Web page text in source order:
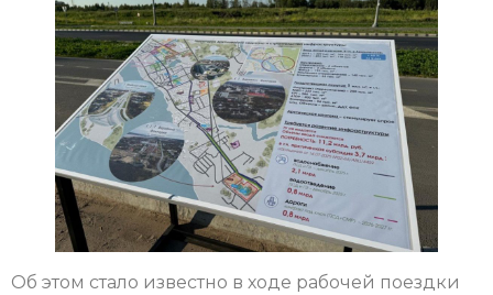
Об этом стало известно в ходе рабочей поездки